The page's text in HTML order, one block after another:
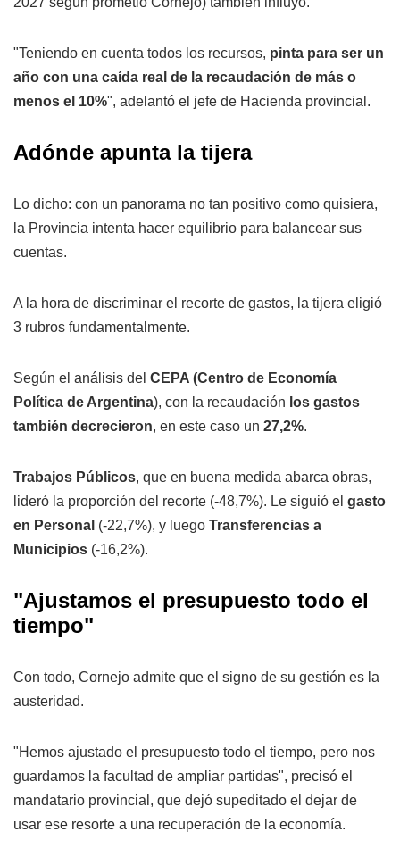
"Teniendo en cuenta todos los recursos, pinta para ser un
año con una caída real de la recaudación de más o
menos el 10%", adelantó el jefe de Hacienda provincial.
Adónde apunta la tijera
Lo dicho: con un panorama no tan positivo como quisiera,
la Provincia intenta hacer equilibrio para balancear sus
cuentas.
A la hora de discriminar el recorte de gastos, la tijera eligió
3 rubros fundamentalmente.
Según el análisis del CEPA (Centro de Economía
Política de Argentina), con la recaudación los gastos
también decrecieron, en este caso un 27,2%.
Trabajos Públicos, que en buena medida abarca obras,
lideró la proporción del recorte (-48,7%). Le siguió el gasto
en Personal (-22,7%), y luego Transferencias a
Municipios (-16,2%).
"Ajustamos el presupuesto todo el
tiempo"
Con todo, Cornejo admite que el signo de su gestión es la
austeridad.
"Hemos ajustado el presupuesto todo el tiempo, pero nos
guardamos la facultad de ampliar partidas", precisó el
mandatario provincial, que dejó supeditado el dejar de
usar ese resorte a una recuperación de la economía.